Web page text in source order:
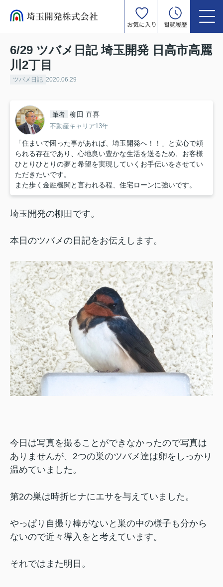
お気に入り 閲覧履歴
6/29 ツバメ日記 埼玉開発 日高市高麗
川2丁目
ツバメ日記 2020.06.29
筆者 柳田 直喜
不動産キャリア13年
「住まいで困った事があれば、埼玉開発へ！！」と安心で頼
られる存在であり、心地良い豊かな生活を送るため、お客様
ひとりひとりの夢と希望を実現していくお手伝いをさせてい
ただきたいです。
また歩く金融機関と言われる程、住宅ローンに強いです。
埼玉開発の柳田です。
本日のツバメの日記をお伝えします。
今日は写真を撮ることができなかったので写真は
ありませんが、2つの巣のツバメ達は卵をしっかり
温めていました。
第2の巣は時折ヒナにエサを与えていました。
やっぱり自撮り棒がないと巣の中の様子も分から
ないので近々導入をと考えています。
それではまた明日。